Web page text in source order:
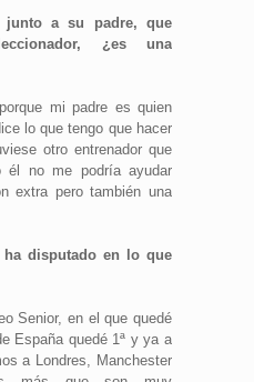
junto a su padre, que
¿es una
mi padre es quien
lo que tengo que hacer
otro entrenador que
él no me podría ayudar
extra pero también una
ha disputado en lo que
Senior, en el que quedé
España quedé 1ª y ya a
a Londres, Manchester